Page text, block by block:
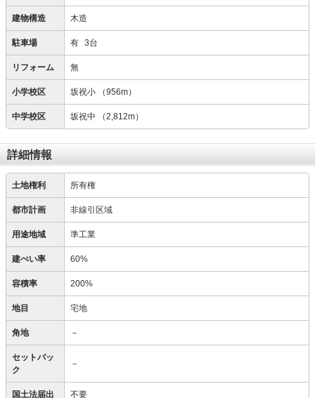
建物構造 木造
駐車場 有 3台
リフォーム 無
小学校区 坂祝小 （956m）
中学校区 坂祝中 （2,812m）
詳細情報
土地権利 所有権
都市計画 非線引区域
用途地域 準工業
建ぺい率 60%
容積率 200%
地目 宅地
角地 －
セットバッ
ク
－
国土法届出 不要